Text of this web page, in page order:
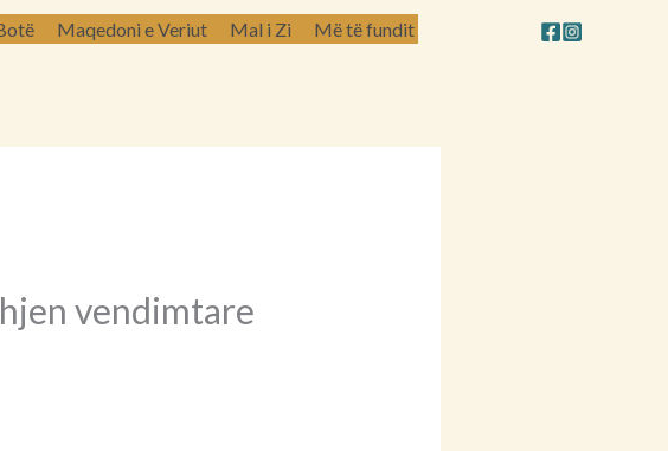
Maqedoni e Veriut Mal i Zi Më të fundit
vendimtare